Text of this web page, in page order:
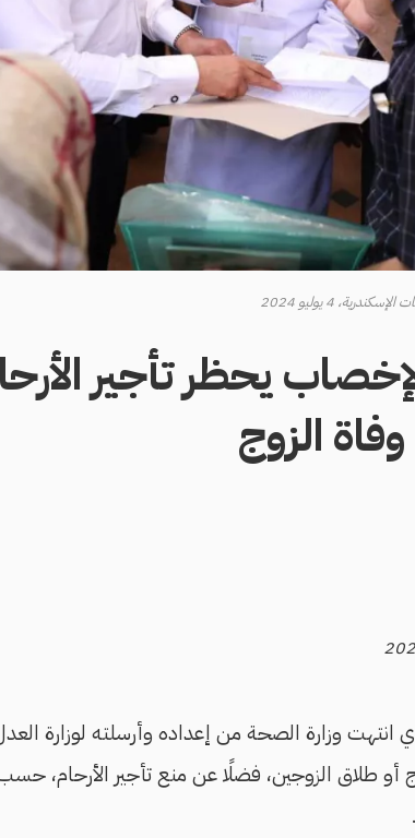
4 يوليو 2024
يحظر تأجير
الزوج
وزارة الصحة من إعداده وأرسلته لوزارة
طلاق الزوجين، فضلًا عن منع تأجير الأرحام،
.